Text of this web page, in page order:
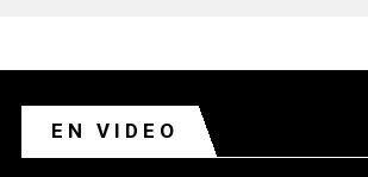
EN VIDEO